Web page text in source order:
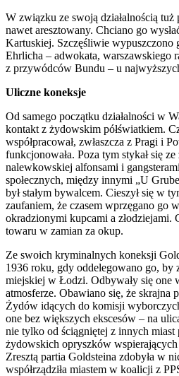
W związku ze swoją działalnością tuż
nawet aresztowany. Chciano go
Kartuskiej. Szczęśliwie wypuszczono
Ehrlicha – adwokata, warszawskiego
z przywódców Bundu – u
Uliczne koneksje
Od samego początku działalności w
kontakt z żydowskim półświatkiem.
współpracował, zwłaszcza z Pragi i
funkcjonowała. Poza tym stykał się
nalewkowskiej alfonsami i
społecznych, między innymi „U
był stałym bywalcem. Cieszył się w
zaufaniem, że czasem wprzęgano go
okradzionymi kupcami a złodziejami.
towaru w zamian za okup.
Ze swoich kryminalnych koneksji
1936 roku, gdy oddelegowano go, by
miejskiej w Łodzi. Odbywały się one
atmosferze. Obawiano się, że skrajna
Żydów idących do komisji
one bez większych ekscesów – na
nie tylko od ściągniętej z innych
żydowskich opryszków
Zresztą partia Goldsteina zdobyła w
współrządziła miastem w koalicji z